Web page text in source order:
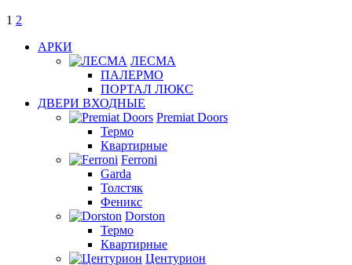
1 2
АРКИ
ЛЕСМА
ПАЛЕРМО
ПОРТАЛ ЛЮКС
ДВЕРИ ВХОДНЫЕ
Premiat Doors
Термо
Квартирные
Ferroni
Garda
Толстяк
Феникс
Dorston
Термо
Квартирные
Центурион